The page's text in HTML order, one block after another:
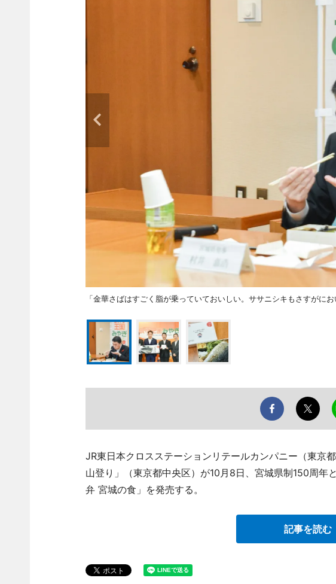
「金華さばはすごく脂が乗っていておいしい。ササニシキもさすがに
JR東日本クロスステーションリテールカンパニー（東京
山登り」（東京都中央区）が10月8日、宮城県制150周年
弁 宮城の食」を発売する。
記事を読む